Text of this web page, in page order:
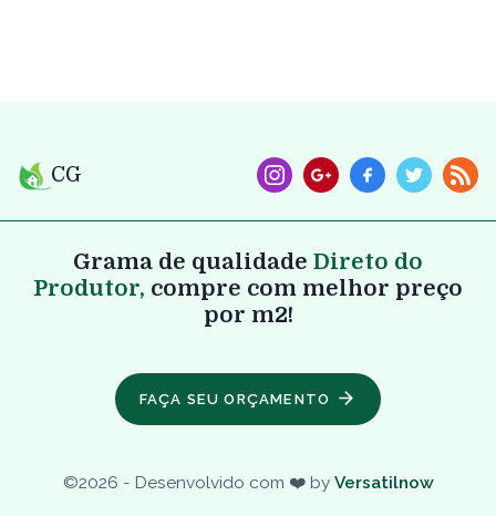
CG
Grama de qualidade Direto do
Produtor, compre com melhor preço
por m2!
FAÇA SEU ORÇAMENTO
©2026 - Desenvolvido com ❤️ by Versatilnow